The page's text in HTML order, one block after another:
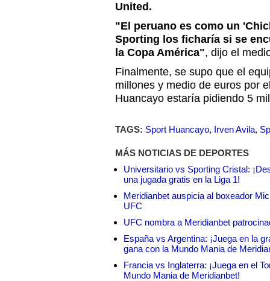
United.
"El peruano es como un
Sporting los ficharía si se
la Copa América", dijo el
Finalmente, se supo que el
millones y medio de euros por
Huancayo estaría pidiendo 5
TAGS: Sport Huancayo, Irven Avila,
MÁS NOTICIAS DE DEPORTES
Universitario vs Sporting Cristal:
una jugada gratis en la Liga 1!
Meridianbet auspicia al boxeador
UFC
UFC nombra a Meridianbet
España vs Argentina: ¡Juega en la
gana con la Mundo Mania de
Francia vs Inglaterra: ¡Juega en el
Mundo Mania de Meridianbet!